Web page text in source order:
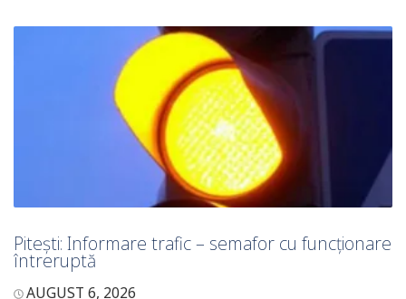
Pitești: Informare trafic – semafor cu funcționare
întreruptă
AUGUST 6, 2026